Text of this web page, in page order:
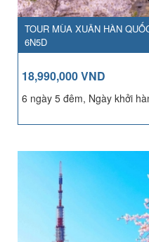
TOUR MÙA XUÂN HÀN
6N5D
18,990,000 VND
6 ngày 5 đêm, Ngày khởi